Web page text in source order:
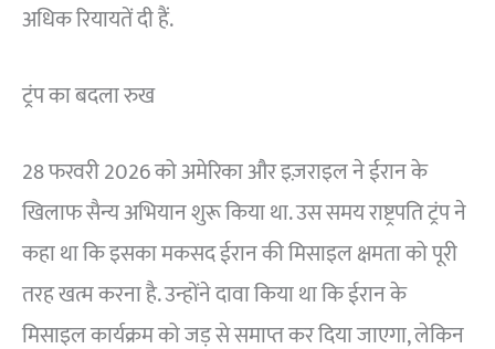
अधिक रियायतें दी हैं.
ट्रंप का बदला रुख
28 फरवरी 2026 को अमेरिका और इज़राइल ने ईरान के
खिलाफ सैन्य अभियान शुरू किया था. उस समय राष्ट्रपति ट्रंप ने
कहा था कि इसका मकसद ईरान की मिसाइल क्षमता को पूरी
तरह खत्म करना है. उन्होंने दावा किया था कि ईरान के
मिसाइल कार्यक्रम को जड़ से समाप्त कर दिया जाएगा, लेकिन